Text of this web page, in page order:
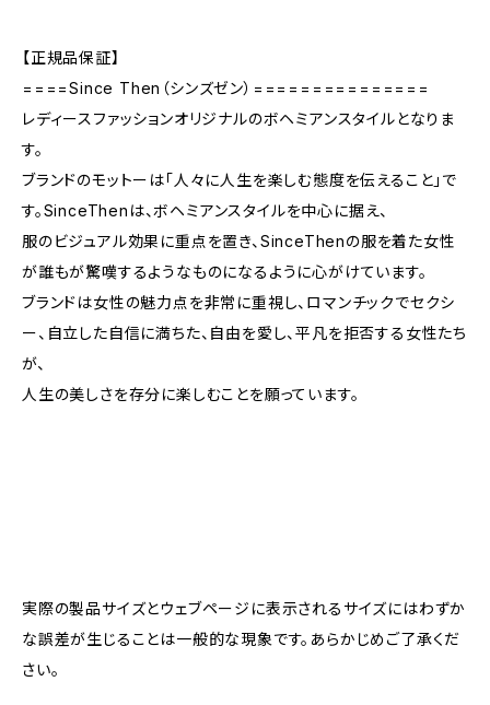
【正規品保証】
====Since Then（シンズゼン）===============
レディースファッションオリジナルのボヘミアンスタイルとなりま
す。
ブランドのモットーは「人々に人生を楽しむ態度を伝えること」で
す。SinceThenは、ボヘミアンスタイルを中心に据え、
服のビジュアル効果に重点を置き、SinceThenの服を着た女性
が誰もが驚嘆するようなものになるように心がけています。
ブランドは女性の魅力点を非常に重視し、ロマンチックでセクシ
ー、自立した自信に満ちた、自由を愛し、平凡を拒否する女性たち
が、
人生の美しさを存分に楽しむことを願っています。
実際の製品サイズとウェブページに表示されるサイズにはわずか
な誤差が生じることは一般的な現象です。あらかじめご了承くだ
さい。